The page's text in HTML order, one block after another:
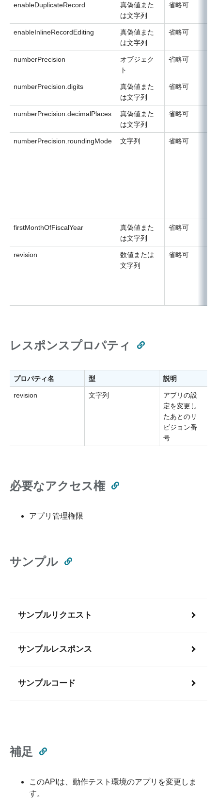
enableDuplicateRecord
真偽値また
は文字列
省略可
enableInlineRecordEditing
真偽値また
は文字列
省略可
numberPrecision
オブジェク
ト
省略可
numberPrecision.digits
真偽値また
は文字列
省略可
numberPrecision.decimalPlaces
真偽値また
は文字列
省略可
numberPrecision.roundingMode 文字列 省略可
firstMonthOfFiscalYear
真偽値また
は文字列
省略可
revision
数値または
文字列
省略可
レスポンスプロパティ
プロパティ名 型 説明
revision 文字列
アプリの設
定を変更し
たあとのリ
ビジョン番
号
必要なアクセス権
アプリ管理権限
サンプル
サンプルリクエスト
サンプルレスポンス
サンプルコード
補足
このAPIは、動作テスト環境のアプリを変更しま
す。